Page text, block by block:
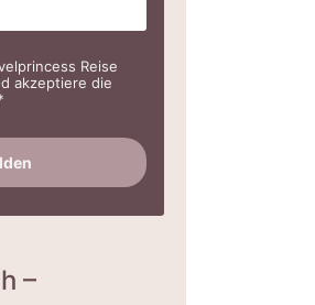
Reise
akzeptiere die
–